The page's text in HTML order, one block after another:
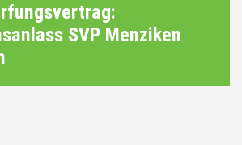
SVP Menziken